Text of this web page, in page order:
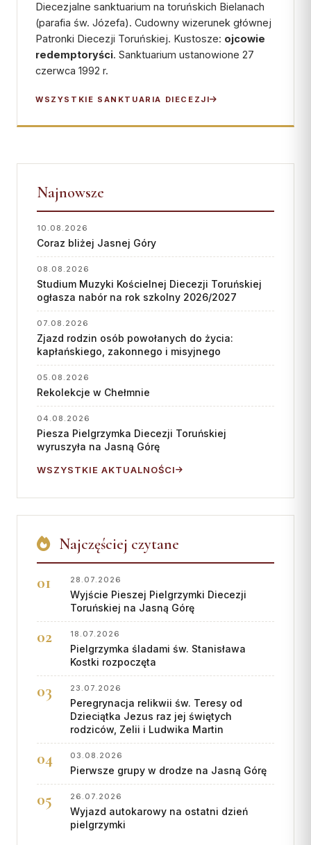
Diecezjalne sanktuarium na toruńskich Bielanach
(parafia św. Józefa). Cudowny wizerunek głównej
Patronki Diecezji Toruńskiej. Kustosze: ojcowie
redemptoryści. Sanktuarium ustanowione 27
czerwca 1992 r.
WSZYSTKIE SANKTUARIA DIECEZJI
Najnowsze
10.08.2026
Coraz bliżej Jasnej Góry
08.08.2026
Studium Muzyki Kościelnej Diecezji Toruńskiej
ogłasza nabór na rok szkolny 2026/2027
07.08.2026
Zjazd rodzin osób powołanych do życia:
kapłańskiego, zakonnego i misyjnego
05.08.2026
Rekolekcje w Chełmnie
04.08.2026
Piesza Pielgrzymka Diecezji Toruńskiej
wyruszyła na Jasną Górę
WSZYSTKIE AKTUALNOŚCI
Najczęściej czytane
28.07.2026
Wyjście Pieszej Pielgrzymki Diecezji
Toruńskiej na Jasną Górę
18.07.2026
Pielgrzymka śladami św. Stanisława
Kostki rozpoczęta
23.07.2026
Peregrynacja relikwii św. Teresy od
Dzieciątka Jezus raz jej świętych
rodziców, Zelii i Ludwika Martin
03.08.2026
Pierwsze grupy w drodze na Jasną Górę
26.07.2026
Wyjazd autokarowy na ostatni dzień
pielgrzymki